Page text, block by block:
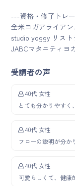
---資格・修了トレ
全米ヨガアライア
studio yoggy リス
JABCマタニティヨ
受講者の声
40代 女性
とても分かりやすく
40代 女性
フローの説明が分か
40代 女性
可愛らしくて、健康